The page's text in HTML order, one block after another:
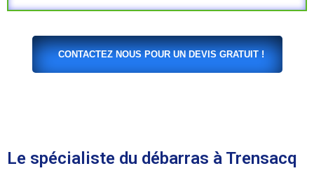
CONTACTEZ NOUS POUR UN DEVIS GRATUIT !
Le spécialiste du débarras à Trensacq